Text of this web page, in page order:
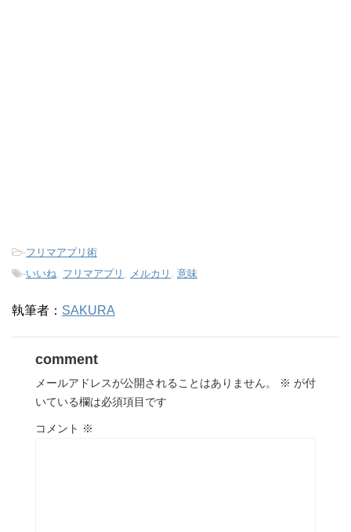
-フリマアプリ術
-いいね フリマアプリ メルカリ 意味
執筆者： SAKURA
comment
メールアドレスが公開されることはありません。 ※ が付
いている欄は必須項目です
コメント ※